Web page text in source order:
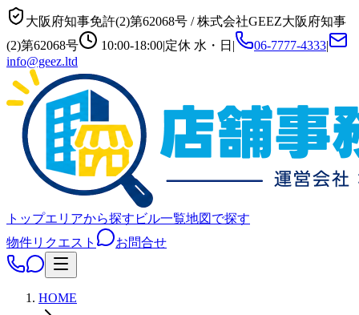
大阪府知事免許(2)第62068号 /株式会社GEEZ大阪府知事
(2)第62068号
10:00-18:00|定休 水・日 | 06-7777-4333|
info@geez.ltd
トップエリアから探す ビル一覧地図で探す
物件リクエスト
お問合せ
HOME